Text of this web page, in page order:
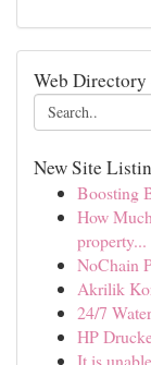
Web Directory
New Site
Boosting
How
property...
NoChain
Akrilik
24/7
HP
It is